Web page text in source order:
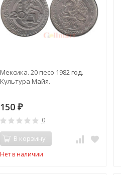
Мексика. 20 песо 1982 год.
Культура Майя.
150 ₽
0
В корзину
Нет в наличии